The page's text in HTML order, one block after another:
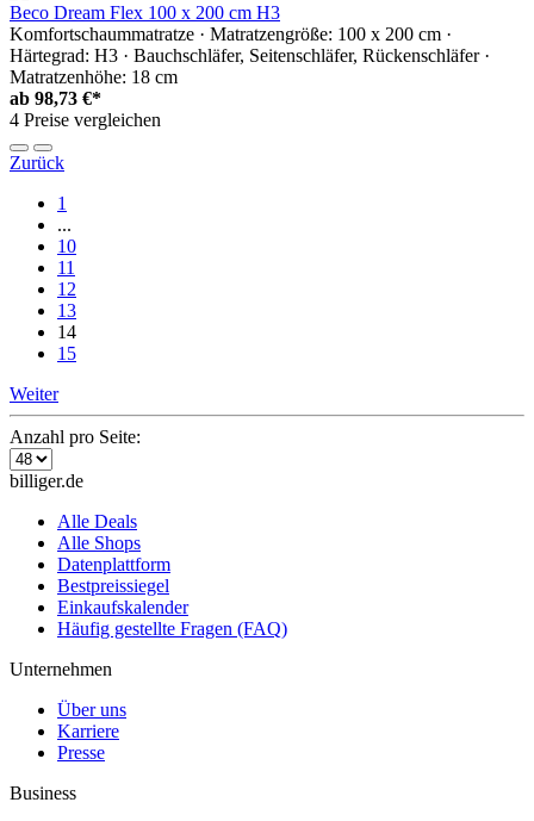
Beco Dream Flex 100 x 200 cm H3
Komfortschaummatratze · Matratzengröße: 100 x 200 cm ·
Härtegrad: H3 · Bauchschläfer, Seitenschläfer, Rückenschläfer ·
Matratzenhöhe: 18 cm
ab 98,73 €*
4 Preise vergleichen
Zurück
1
...
10
11
12
13
14
15
Weiter
Anzahl pro Seite:
billiger.de
Alle Deals
Alle Shops
Datenplattform
Bestpreissiegel
Einkaufskalender
Häufig gestellte Fragen (FAQ)
Unternehmen
Über uns
Karriere
Presse
Business